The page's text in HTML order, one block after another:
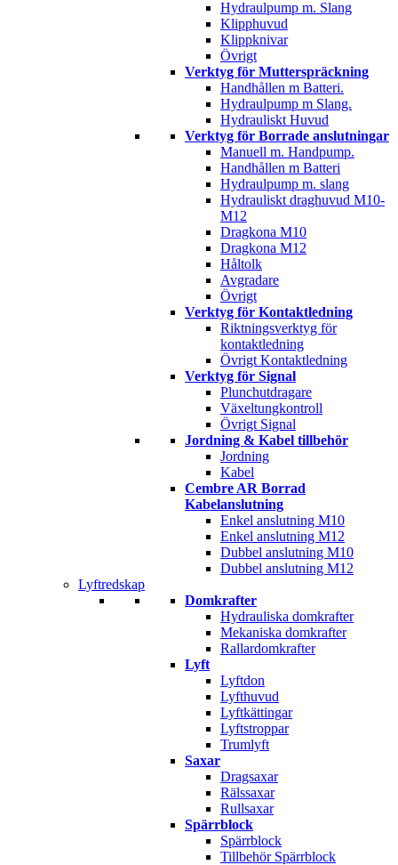
Hydraulpump m. Slang
Klipphuvud
Klippknivar
Övrigt
Verktyg för Mutterspräckning
Handhållen m Batteri.
Hydraulpump m Slang.
Hydrauliskt Huvud
Verktyg för Borrade anslutningar
Manuell m. Handpump.
Handhållen m Batteri
Hydraulpump m. slang
Hydrauliskt draghuvud M10-
M12
Dragkona M10
Dragkona M12
Håltolk
Avgradare
Övrigt
Verktyg för Kontaktledning
Riktningsverktyg för
kontaktledning
Övrigt Kontaktledning
Verktyg för Signal
Plunchutdragare
Växeltungkontroll
Övrigt Signal
Jordning & Kabel tillbehör
Jordning
Kabel
Cembre AR Borrad
Kabelanslutning
Enkel anslutning M10
Enkel anslutning M12
Dubbel anslutning M10
Dubbel anslutning M12
Lyftredskap
Domkrafter
Hydrauliska domkrafter
Mekaniska domkrafter
Rallardomkrafter
Lyft
Lyftdon
Lyfthuvud
Lyftkättingar
Lyftstroppar
Trumlyft
Saxar
Dragsaxar
Rälssaxar
Rullsaxar
Spärrblock
Spärrblock
Tillbehör Spärrblock